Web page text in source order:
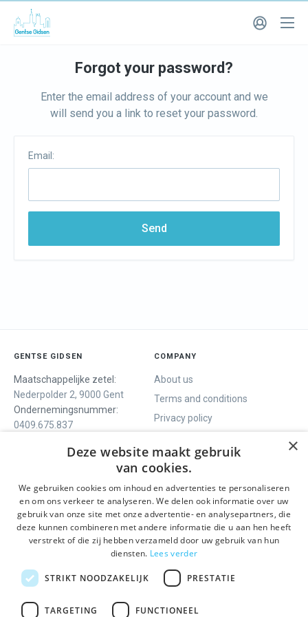
Forgot your password?
Enter the email address of your account and we
will send you a link to reset your password.
Email:
Send
GENTSE GIDSEN
Maatschappelijke zetel:
Nederpolder 2, 9000 Gent
Ondernemingsnummer:
0409.675.837
COMPANY
About us
Terms and conditions
Privacy policy
WE OFFER
Guided tours
One day tour
Activities
SOCIALS
Facebook
Instagram
LinkedIn
STAY INFORMED
×
Deze website maakt gebruik
van cookies.
We gebruiken cookies om inhoud en advertenties te personaliseren
en om ons verkeer te analyseren. We delen ook informatie over uw
gebruik van onze site met onze advertentie- en analysepartners, die
deze kunnen combineren met andere informatie die u aan hen heeft
verstrekt of die zij hebben verzameld door uw gebruik van hun
diensten. Lees verder
STRIKT NOODZAKELIJK PRESTATIE
TARGETING FUNCTIONEEL